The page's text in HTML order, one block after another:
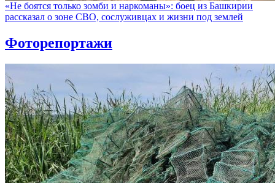
«Не боятся только зомби и наркоманы»: боец из Башкирии
рассказал о зоне СВО, сослуживцах и жизни под землей
Фоторепортажи